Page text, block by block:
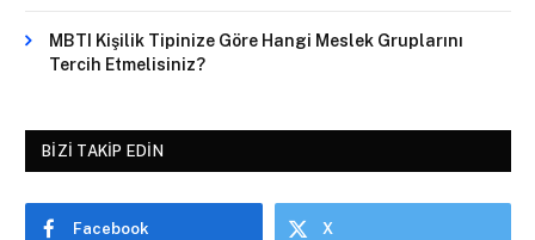
MBTI Kişilik Tipinize Göre Hangi Meslek Gruplarını
Tercih Etmelisiniz?
BIZI TAKIP EDIN
Facebook X